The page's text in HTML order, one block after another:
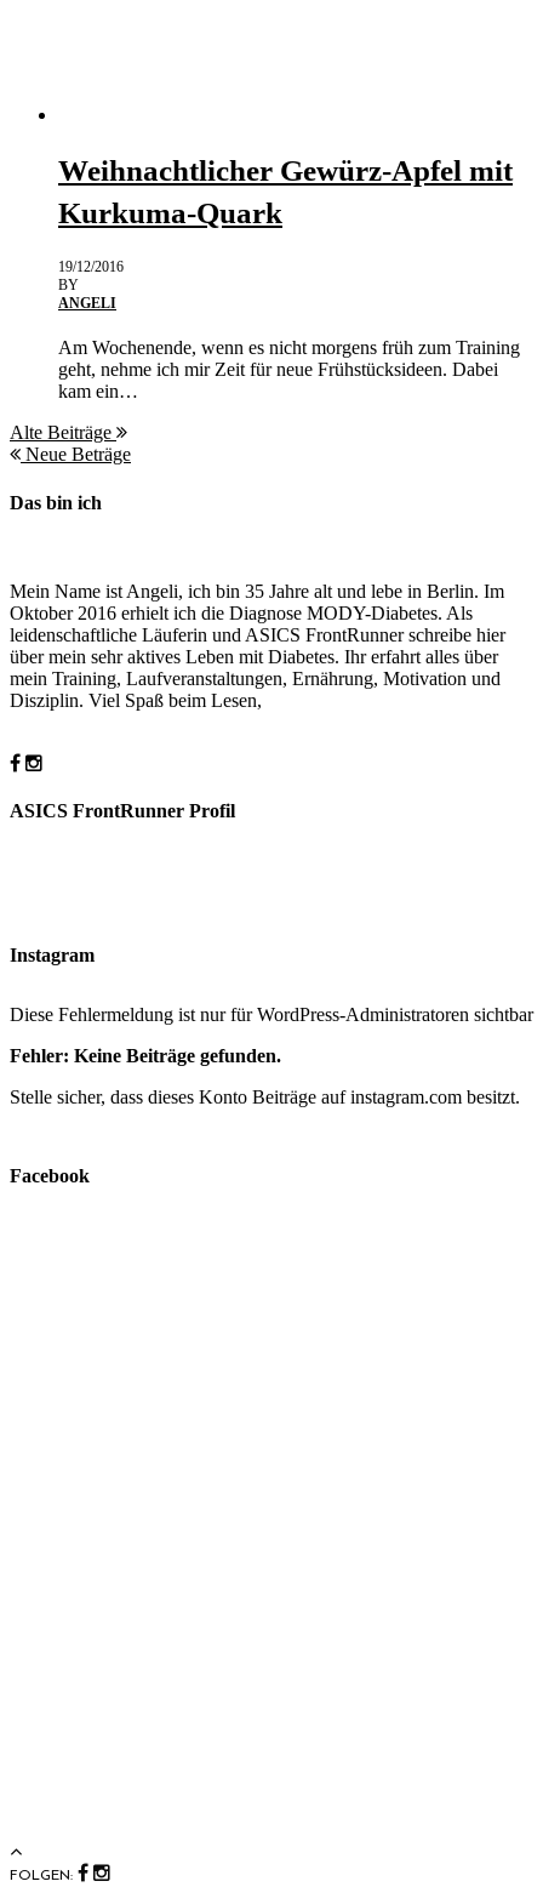
Weihnachtlicher Gewürz-Apfel mit
Kurkuma-Quark
19/12/2016
BY
ANGELI
Am Wochenende, wenn es nicht morgens früh zum Training
geht, nehme ich mir Zeit für neue Frühstücksideen. Dabei
kam ein…
Alte Beiträge
Neue Beträge
Das bin ich
Mein Name ist Angeli, ich bin 35 Jahre alt und lebe in Berlin. Im
Oktober 2016 erhielt ich die Diagnose MODY-Diabetes. Als
leidenschaftliche Läuferin und ASICS FrontRunner schreibe hier
über mein sehr aktives Leben mit Diabetes. Ihr erfahrt alles über
mein Training, Laufveranstaltungen, Ernährung, Motivation und
Disziplin. Viel Spaß beim Lesen,
ASICS FrontRunner Profil
Instagram
Diese Fehlermeldung ist nur für WordPress-Administratoren sichtbar
Fehler: Keine Beiträge gefunden.
Stelle sicher, dass dieses Konto Beiträge auf instagram.com besitzt.
Facebook
FOLGEN: